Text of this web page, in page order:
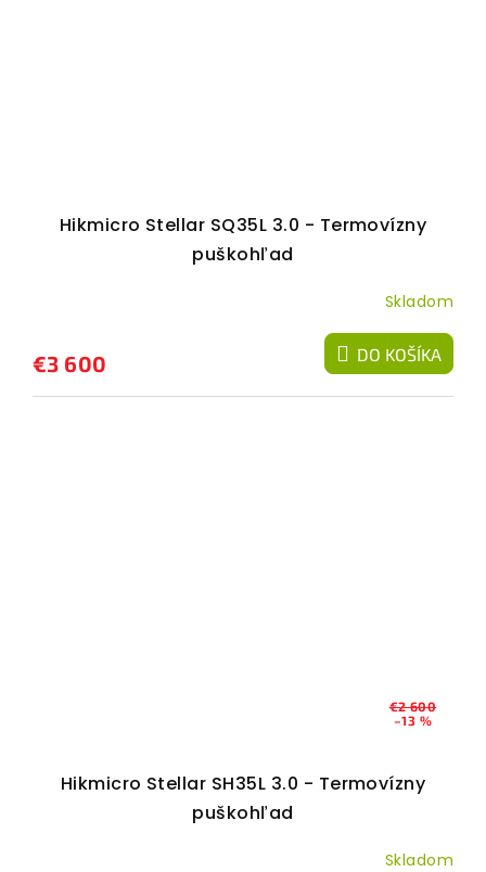
Hikmicro Stellar SQ35L 3.0 - Termovízny
puškohľad
Skladom
€3 600 DO KOŠÍKA
€2 600
–13 %
Hikmicro Stellar SH35L 3.0 - Termovízny
puškohľad
Skladom